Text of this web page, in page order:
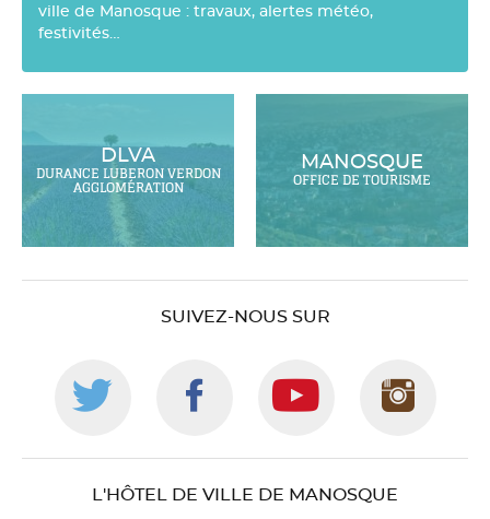
ville de Manosque : travaux, alertes météo,
festivités…
DLVA
DURANCE LUBERON VERDON
AGGLOMÉRATION
MANOSQUE
OFFICE DE TOURISME
SUIVEZ-NOUS SUR
Suivez-
nous
Suivez-
nous
Suivez-
nous
L'HÔTEL DE VILLE DE MANOSQUE